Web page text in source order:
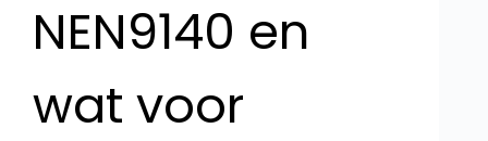
NEN9140 en
wat voor